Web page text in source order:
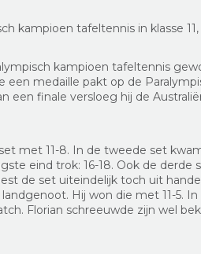
kampioen tafeltennis in klasse
kampioen tafeltennis
een medaille pakt op de
een finale versloeg hij de
met 11-8. In de tweede set
eind trok: 16-18. Ook de
de set uiteindelijk toch uit
Hij won die met 11-5.
Florian schreeuwde zijn wel